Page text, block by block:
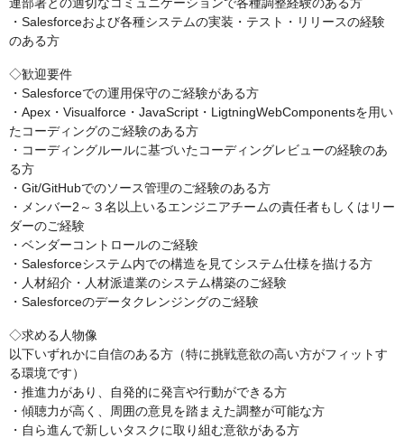
・Salesforceおよび各種システムの実装・テスト・リリースの経験
のある方
◇歓迎要件
・Salesforceでの運用保守のご経験がある方
・Apex・Visualforce・JavaScript・LigtningWebComponentsを用い
たコーディングのご経験のある方
・コーディングルールに基づいたコーディングレビューの経験のあ
る方
・Git/GitHubでのソース管理のご経験のある方
・メンバー2～３名以上いるエンジニアチームの責任者もしくはリー
ダーのご経験
・ベンダーコントロールのご経験
・Salesforceシステム内での構造を見てシステム仕様を描ける方
・人材紹介・人材派遣業のシステム構築のご経験
・Salesforceのデータクレンジングのご経験
◇求める人物像
以下いずれかに自信のある方（特に挑戦意欲の高い方がフィットす
る環境です）
・推進力があり、自発的に発言や行動ができる方
・傾聴力が高く、周囲の意見を踏まえた調整が可能な方
・自ら進んで新しいタスクに取り組む意欲がある方